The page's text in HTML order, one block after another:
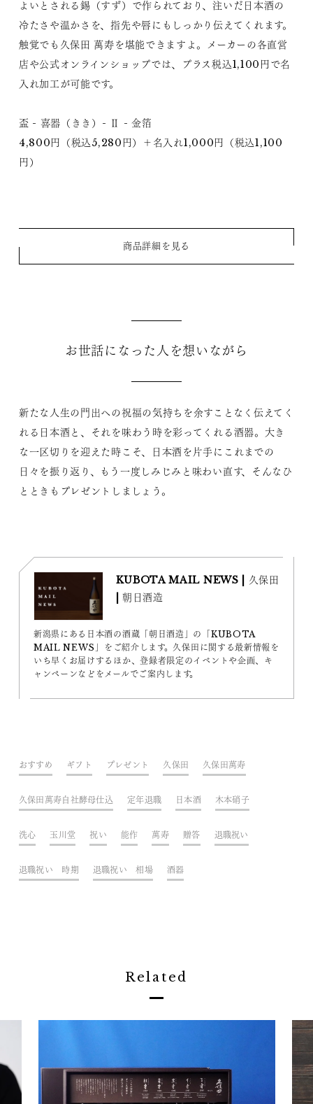
よいとされる錫（すず）で作られており、注いだ日本酒の
冷たさや温かさを、指先や唇にもしっかり伝えてくれます。
触覚でも久保田 萬寿を堪能できますよ。メーカーの各直営
店や公式オンラインショップでは、プラス税込1,100円で名
入れ加工が可能です。
盃 - 喜器（きき）- Ⅱ - 金箔
4,800円（税込5,280円）＋名入れ1,000円（税込1,100
円）
商品詳細を見る
お世話になった人を想いながら
新たな人生の門出への祝福の気持ちを余すことなく伝えてく
れる日本酒と、それを味わう時を彩ってくれる酒器。大き
な一区切りを迎えた時こそ、日本酒を片手にこれまでの
日々を振り返り、もう一度しみじみと味わい直す、そんなひ
とときもプレゼントしましょう。
KUBOTA MAIL NEWS | 久保田
| 朝日酒造
新潟県にある日本酒の酒蔵「朝日酒造」の「KUBOTA
MAIL NEWS」をご紹介します。久保田に関する最新情報を
いち早くお届けするほか、登録者限定のイベントや企画、キ
ャンペーンなどをメールでご案内します。
おすすめ ギフト プレゼント 久保田 久保田萬寿
久保田萬寿自社酵母仕込 定年退職 日本酒 木本硝子
洗心 玉川堂 祝い 能作 萬寿 贈答 退職祝い
退職祝い 時期 退職祝い 相場 酒器
Related